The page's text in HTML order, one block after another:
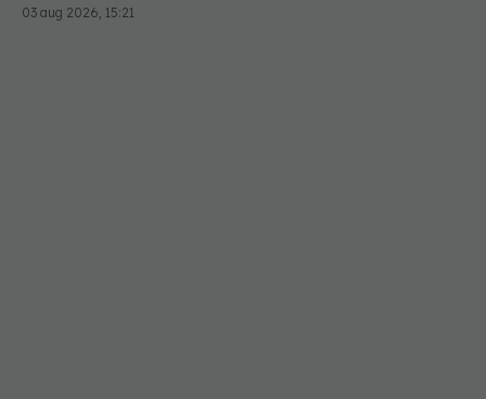
03 aug 2026, 15:21